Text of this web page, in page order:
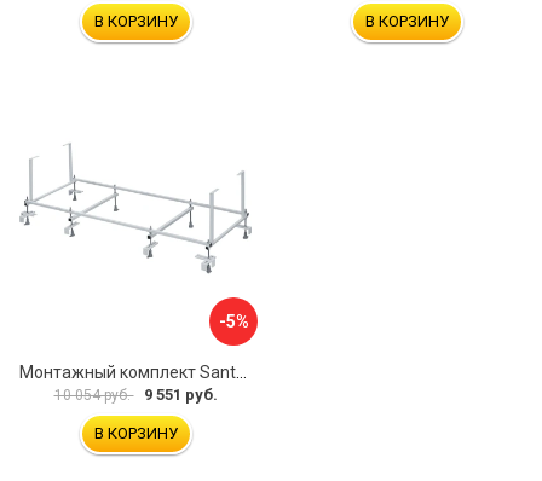
В КОРЗИНУ В КОРЗИНУ
-5%
10 054 руб. 9 551 руб.
В КОРЗИНУ